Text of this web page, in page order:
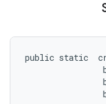
public static